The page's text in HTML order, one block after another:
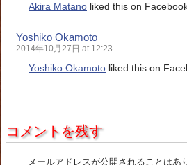
Akira Matano liked this on
Yoshiko Okamoto
2014年10月27日 at 12:23
Yoshiko Okamoto liked this on
コメントを残す
メールアドレスが公開されることはあ